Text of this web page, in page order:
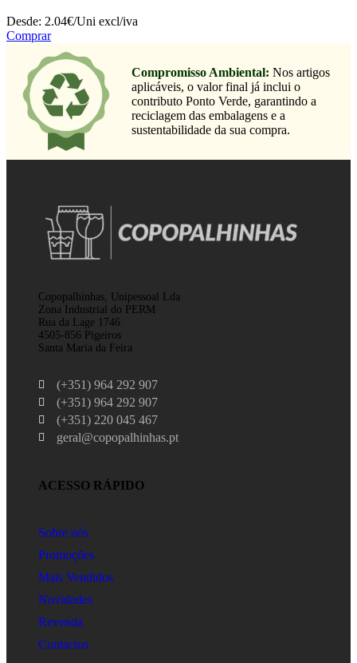
Desde: 2.04€/Uni excl/iva
Comprar
Compromisso Ambiental: Nos artigos
aplicáveis, o valor final já inclui o
contributo Ponto Verde, garantindo a
reciclagem das embalagens e a
sustentabilidade da sua compra.
Copopalhinhas, Unipessoal Lda
Zona Industrial do PERM
Rua da Lage 1746
4505-856 Pigeiros
Santa Maria da Feira
(+351) 964 292 907
(+351) 964 292 907
(+351) 220 045 467
geral@copopalhinhas.pt
ACESSO RÁPIDO
Sobre nós
Promoções
Mais Vendidos
Novidades
Revenda
Contactos